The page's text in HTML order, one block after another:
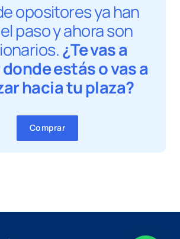
opositores ya han
paso y ahora son
¿Te vas a
estás o vas a
hacia tu plaza?
Comprar